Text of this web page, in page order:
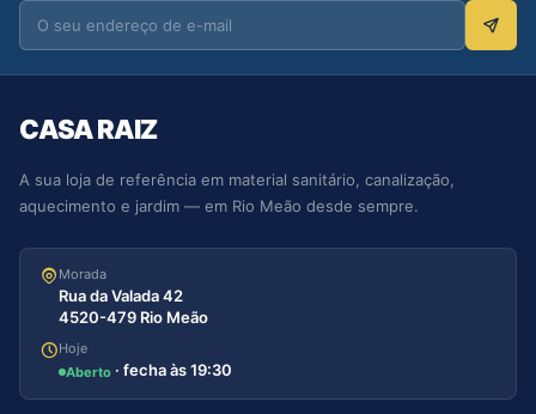
CASA RAIZ
A sua loja de referência em material sanitário, canalização,
aquecimento e jardim — em Rio Meão desde sempre.
Morada
Rua da Valada 42
4520-479 Rio Meão
Hoje
Aberto · fecha às 19:30